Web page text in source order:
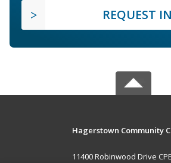
REQUEST
Hagerstown Community
11400 Robinwood Drive